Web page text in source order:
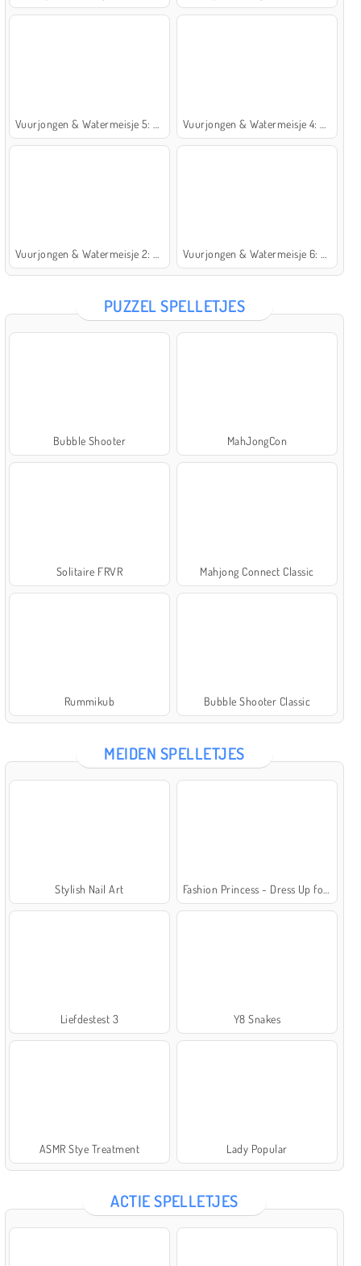
PUZZEL SPELLETJES
Bubble Shooter MahJongCon
Solitaire FRVR Mahjong Connect Classic
Rummikub Bubble Shooter Classic
MEIDEN SPELLETJES
Stylish Nail Art
Liefdestest 3 Y8 Snakes
ASMR Stye Treatment Lady Popular
ACTIE SPELLETJES